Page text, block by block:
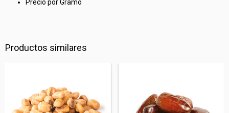
Precio por Gramo
Productos similares